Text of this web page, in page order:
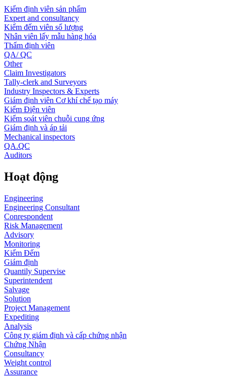
Kiểm định viên sản phẩm
Expert and consultancy
Kiểm đếm viên số lượng
Nhân viên lấy mẫu hàng hóa
Thẩm định viên
QA/ QC
Other
Claim Investigators
Tally-clerk and Surveyors
Industry Inspectors & Experts
Giám định viên Cơ khí chế tạo máy
Kiểm Điện viên
Kiểm soát viên chuỗi cung ứng
Giám định và áp tải
Mechanical inspectors
QA.QC
Auditors
Hoạt động
Engineering
Engineering Consultant
Conrespondent
Risk Management
Advisory
Monitoring
Kiểm Đếm
Giám định
Quantily Supervise
Superintendent
Salvage
Solution
Project Management
Expediting
Analysis
Công ty giám định và cấp chứng nhận
Chứng Nhận
Consultancy
Weight control
Assurance